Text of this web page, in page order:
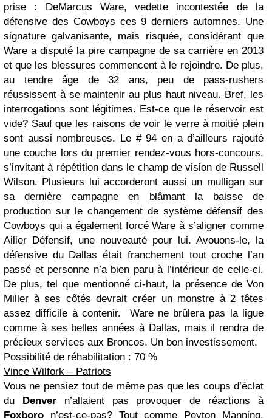
prise : DeMarcus Ware, vedette incontestée de la
défensive des Cowboys ces 9 derniers automnes. Une
signature galvanisante, mais risquée, considérant que
Ware a disputé la pire campagne de sa carrière en 2013
et que les blessures commencent à le rejoindre. De plus,
au tendre âge de 32 ans, peu de pass-rushers
réussissent à se maintenir au plus haut niveau. Bref, les
interrogations sont légitimes. Est-ce que le réservoir est
vide? Sauf que les raisons de voir le verre à moitié plein
sont aussi nombreuses. Le # 94 en a d’ailleurs rajouté
une couche lors du premier rendez-vous hors-concours,
s’invitant à répétition dans le champ de vision de Russell
Wilson. Plusieurs lui accorderont aussi un mulligan sur
sa dernière campagne en blâmant la baisse de
production sur le changement de système défensif des
Cowboys qui a également forcé Ware à s’aligner comme
Ailier Défensif, une nouveauté pour lui. Avouons-le, la
défensive du Dallas était franchement tout croche l’an
passé et personne n’a bien paru à l’intérieur de celle-ci.
De plus, tel que mentionné ci-haut, la présence de Von
Miller à ses côtés devrait créer un monstre à 2 têtes
assez difficile à contenir. Ware ne brûlera pas la ligue
comme à ses belles années à Dallas, mais il rendra de
précieux services aux Broncos. Un bon investissement.
Possibilité de réhabilitation : 70 %
Vince Wilfork – Patriots
Vous ne pensiez tout de même pas que les coups d’éclat
du Denvern’allaient pas provoquer de réactions à
Foxboro n’est-ce-pas? Tout comme Peyton Manning,